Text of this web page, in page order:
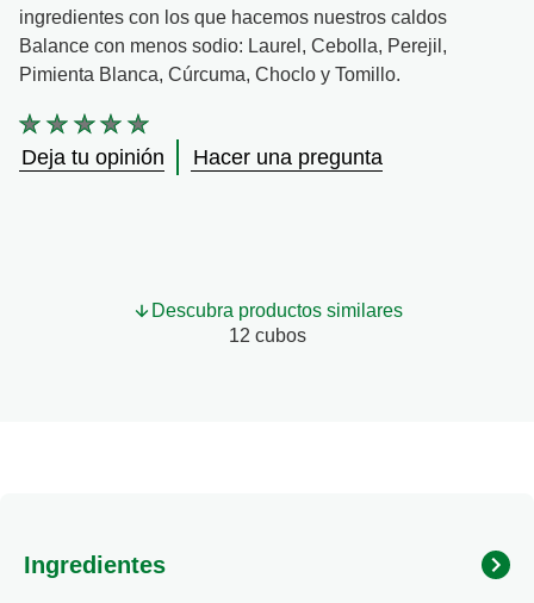
ingredientes con los que hacemos nuestros caldos
Balance con menos sodio: Laurel, Cebolla, Perejil,
Pimienta Blanca, Cúrcuma, Choclo y Tomillo.
No
han
Deja tu opinión Hacer una pregunta
Descubra productos similares
12 cubos
Ingredientes